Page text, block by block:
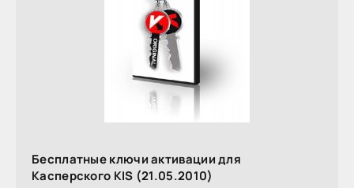
Бесплатные ключи активации для
Касперского KIS (21.05.2010)